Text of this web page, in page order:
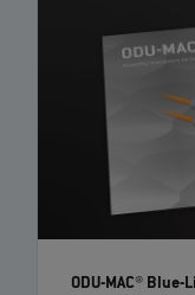
ODU-MAC®